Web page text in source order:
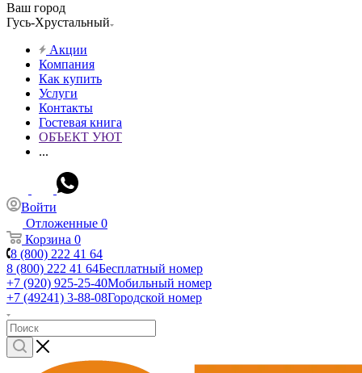
Ваш город
Гусь-Хрустальный
Акции
Компания
Как купить
Услуги
Контакты
Гостевая книга
ОБЪЕКТ УЮТ
...
Войти
Отложенные 0
Корзина 0
8 (800) 222 41 64
8 (800) 222 41 64Бесплатный номер
+7 (920) 925-25-40Мобильный номер
+7 (49241) 3-88-08Городской номер